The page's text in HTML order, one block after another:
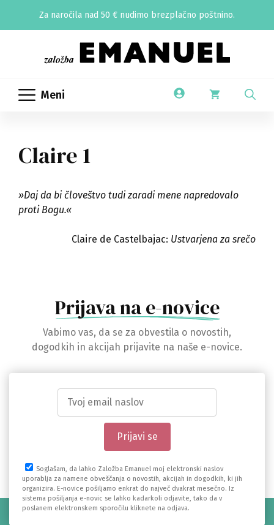
Za naročila nad 50 € nudimo brezplačno poštnino.
Meni
Claire 1
»Daj da bi človeštvo tudi zaradi mene napredovalo
proti Bogu.«
Claire de Castelbajac: Ustvarjena za srečo
Prijava na e-novice
Vabimo vas, da se za obvestila o novostih,
dogodkih in akcijah prijavite na naše e-novice.
Soglašam, da lahko Založba Emanuel moj elektronski naslov
uporablja za namene obveščanja o novostih, akcijah in dogodkih, ki jih
organizira. E-novice pošiljamo enkrat do največ dvakrat mesečno. Iz
sistema pošiljanja e-novic se lahko kadarkoli odjavite, tako da v
poslanem elektronskem sporočilu kliknete na odjava.